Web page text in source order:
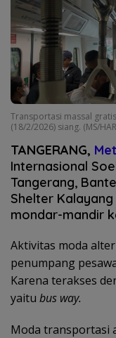
Transportasi massal
(18/2/2026) siang. (MS/
TANGERANG,
Internasional
Tangerang,
Shelter
mondar-mandir
Aktivitas moda
penumpang
Karena terakses
yaitu bus way.
Moda transportasi